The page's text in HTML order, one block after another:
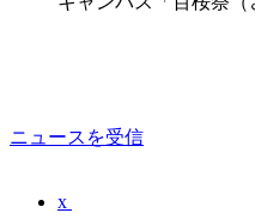
ニュースを受信
x